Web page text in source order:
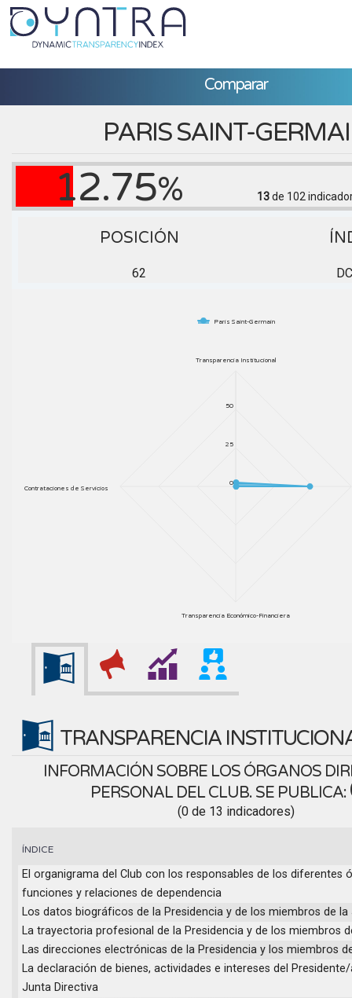
Comparar
PARIS SAINT-
12.75% 13de 102
POSICIÓN
62
Paris Saint-Germain
Transparencia Institucional
Transparencia Económico-Financiera
Contrataciones de Servicios
0
25
50
TRANSPARENCIA
INFORMACIÓN SOBRE LOS ÓRGANOS
PERSONAL DEL CLUB. SE PUBLICA:
(0 de 13 indicadores)
ÍNDICE
El organigrama del Club con los responsables de los diferentes
funciones y relaciones de dependencia
Los datos biográficos de la Presidencia y de los miembros de
La trayectoria profesional de la Presidencia y de los miembros
Las direcciones electrónicas de la Presidencia y los miembros
La declaración de bienes, actividades e intereses del
Junta Directiva